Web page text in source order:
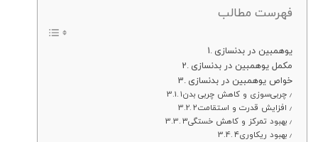
فهرست مطالب
یوهمبین در بدنسازی
مکمل یوهمبین در بدنسازی
خواص یوهمبین در بدنسازی
۱٫ چربی‌سوزی و کاهش چربی بدن
۲٫ افزایش قدرت و استقامت
۳٫ بهبود تمرکز و کاهش خستگی
۴٫ بهبود ریکاوری